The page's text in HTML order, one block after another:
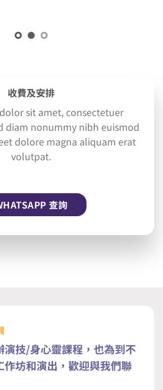
收費及安排
sit amet, consectetuer
diam nonummy nibh euismod
dolore magna aliquam erat
volutpat.
查詢
演技/身心靈課程，也為到不
作坊和演出，歡迎與我們聯